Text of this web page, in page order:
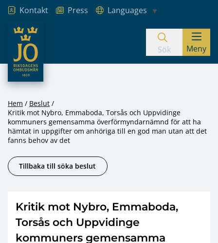
Hoppa till innehåll
Kontakt Press
Languages
JO – Riksdagens Ombudsmän
Sök Meny
Hem
Beslut
Kritik mot Nybro, Emmaboda, Torsås och Uppvidinge
kommuners gemensamma överförmyndarnämnd för att ha
hämtat in uppgifter om anhöriga till en god man utan att det
fanns behov av det
Tillbaka till söka beslut
Kritik mot Nybro, Emmaboda,
Torsås och Uppvidinge
kommuners gemensamma